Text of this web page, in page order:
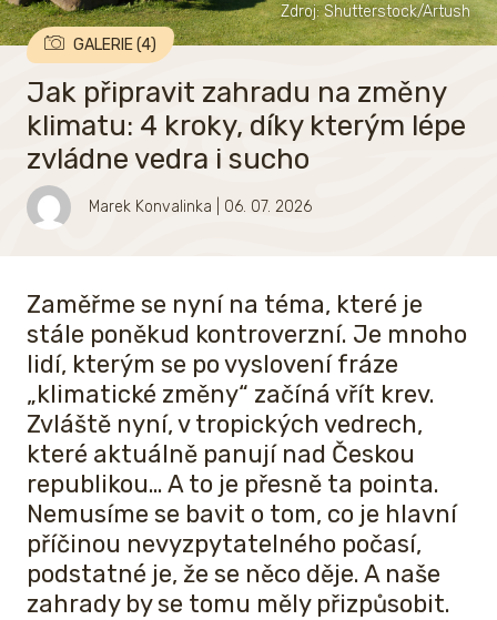
GALERIE (4)
Zdroj: Shutterstock/Artush
Jak připravit zahradu na změny
klimatu: 4 kroky, díky kterým lépe
zvládne vedra i sucho
Marek Konvalinka | 06. 07. 2026
Zaměřme se nyní na téma, které je
stále poněkud kontroverzní. Je mnoho
lidí, kterým se po vyslovení fráze
„klimatické změny“ začíná vřít krev.
Zvláště nyní, v tropických vedrech,
které aktuálně panují nad Českou
republikou… A to je přesně ta pointa.
Nemusíme se bavit o tom, co je hlavní
příčinou nevyzpytatelného počasí,
podstatné je, že se něco děje. A naše
zahrady by se tomu měly přizpůsobit.